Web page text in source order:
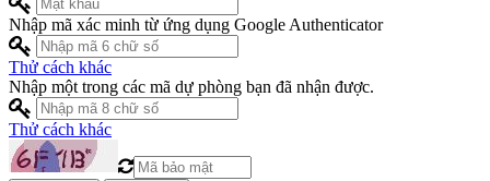
Nhập mã xác minh từ ứng dụng Google Authenticator
Thử cách khác
Nhập một trong các mã dự phòng bạn đã nhận được.
Thử cách khác